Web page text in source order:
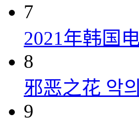
7
2021年韩国
8
邪恶之花 악
9